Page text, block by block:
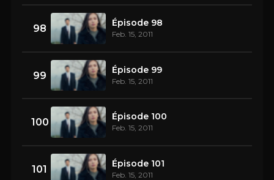
98 Épisode 98
Feb. 15, 2011
99 Épisode 99
Feb. 15, 2011
100 Épisode 100
Feb. 15, 2011
101 Épisode 101
Feb. 15, 2011